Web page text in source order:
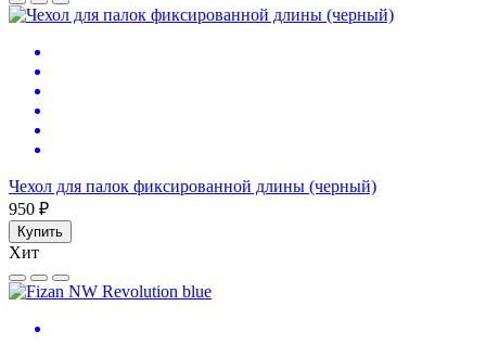
Чехол для палок фиксированной длины (черный)
950 ₽
Купить
Хит